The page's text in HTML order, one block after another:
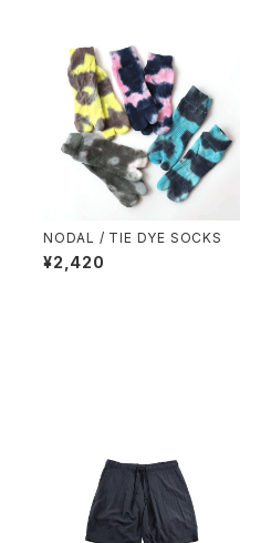
NODAL / TIE DYE SOCKS
¥2,420